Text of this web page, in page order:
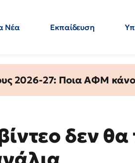
Νέα Εκπαίδευση
2026-27: Ποια ΑΦΜ
δεν θα